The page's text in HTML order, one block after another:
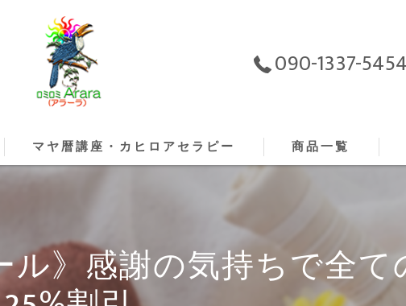
090-1337-5454
マヤ暦講座・カヒロアセラピー 商品一覧
》感謝の気持ちで全て